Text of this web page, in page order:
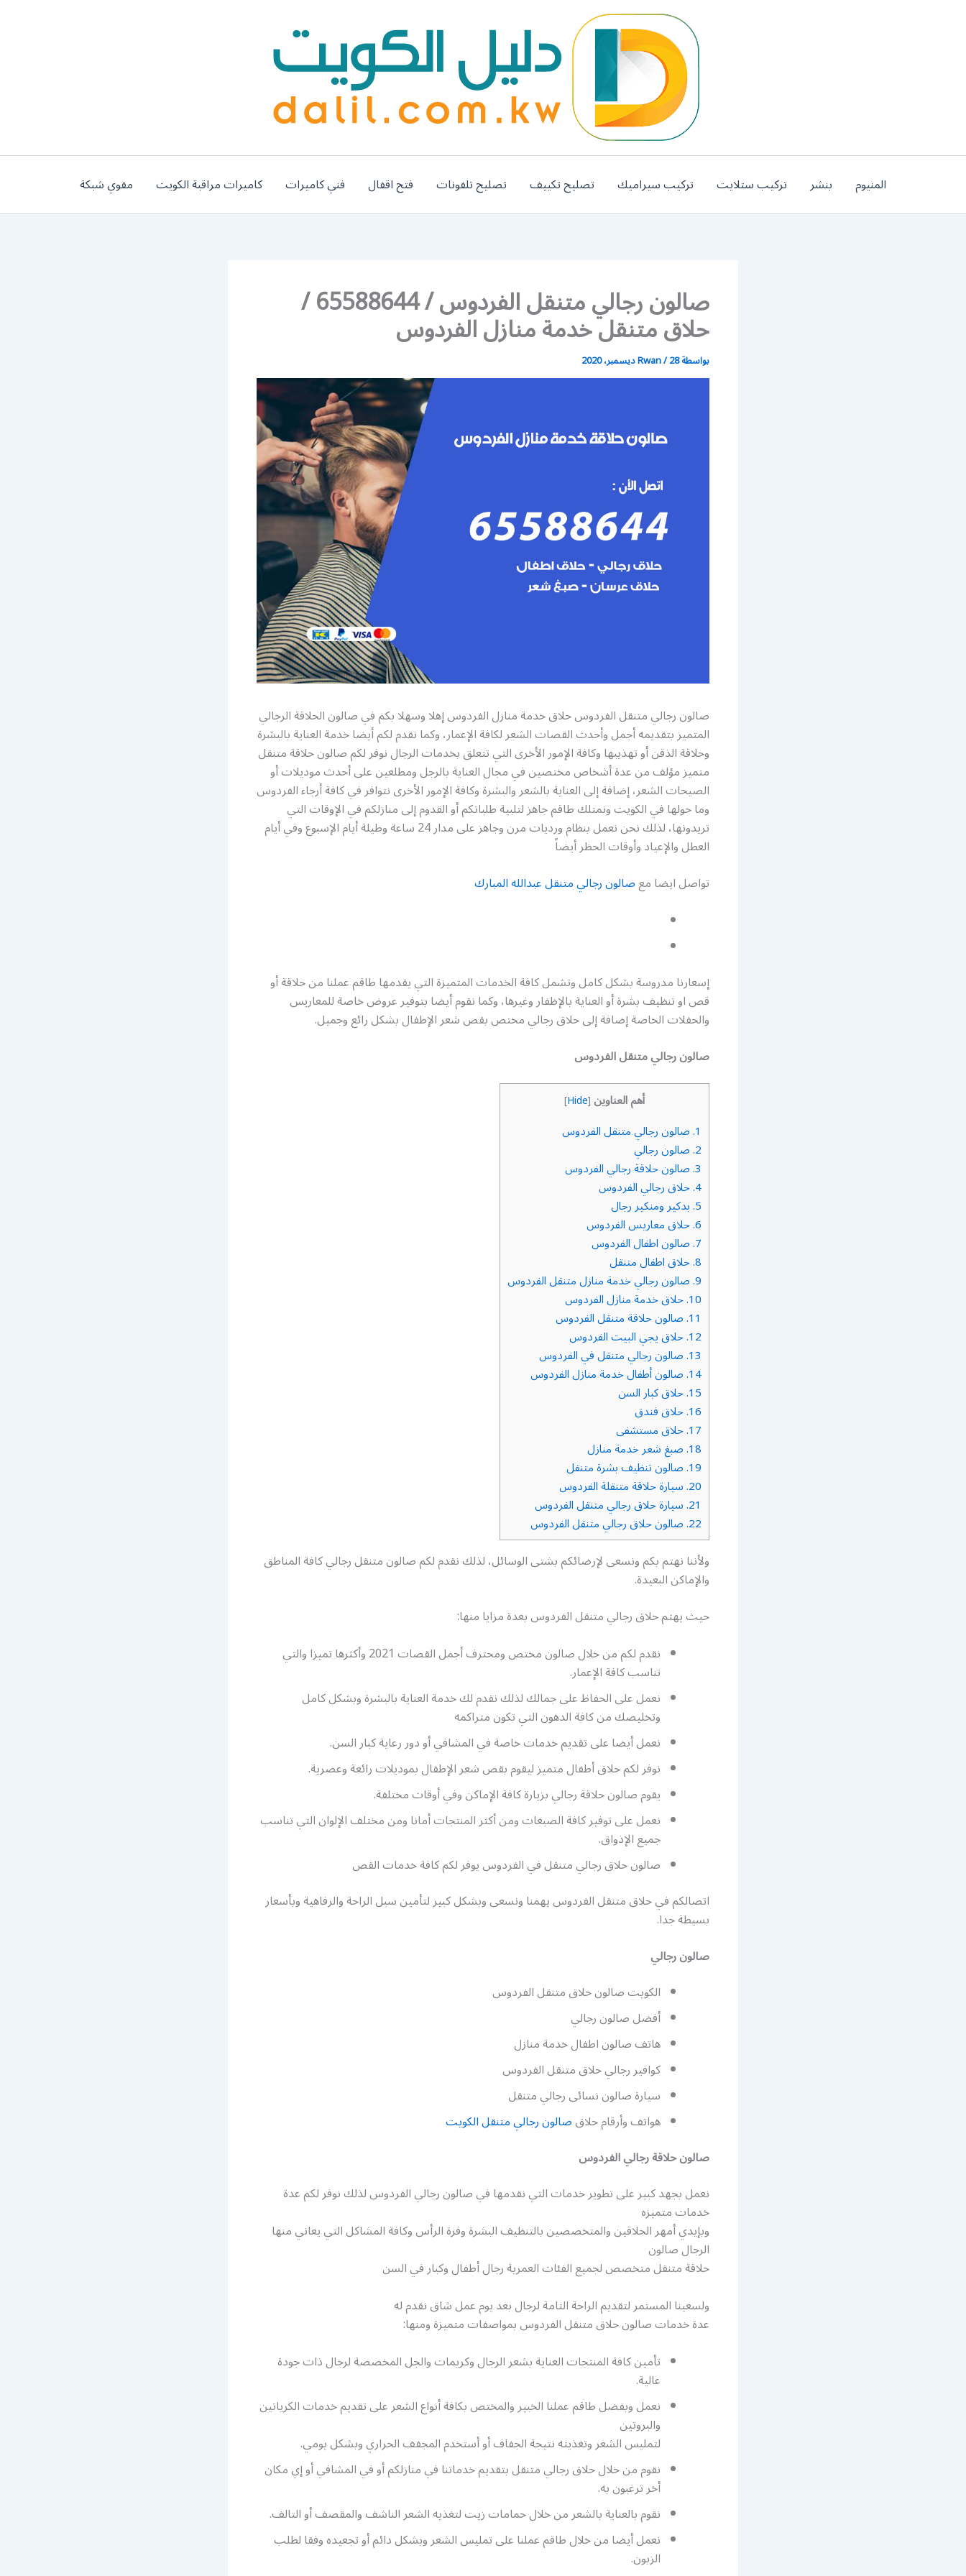
المنيوم بنشر تركيب ستلايت تركيب سيراميك تصليح تكييف تصليح تلفونات فتح اقفال فني كاميرات كاميرات مراقبة الكويت مقوي شبكة
صالون رجالي متنقل الفردوس / 65588644 /
حلاق متنقل خدمة منازل الفردوس
بواسطة Rwan/28 ديسمبر، 2020
صالون رجالي متنقل الفردوس حلاق خدمة منازل الفردوس إهلا وسهلا بكم في صالون الحلاقة الرجالي
المتميز بتقديمه أجمل وأحدث القصات الشعر لكافة الإعمار، وكما نقدم لكم أيضا خدمة العناية بالبشرة
وحلاقة الذقن أو تهذيبها وكافة الإمور الأخرى التي تتعلق بخدمات الرجال نوفر لكم صالون حلاقة متنقل
متميز مؤلف من عدة أشخاص مختصين في مجال العناية بالرجل ومطلعين على أحدث موديلات أو
الصيحات الشعر، إضافة إلى العناية بالشعر والبشرة وكافة الإمور الأخرى نتوافر في كافة أرجاء الفردوس
وما حولها في الكويت ونمتلك طاقم جاهز لتلبية طلباتكم أو القدوم إلى منازلكم في الإوقات التي
تريدونها، لذلك نحن نعمل بنظام ورديات مرن وجاهز على مدار 24 ساعة وطيلة أيام الإسبوع وفي أيام
العطل والإعياد وأوقات الحظر أيضاً
تواصل ايضا معصالون رجالي متنقل عبدالله المبارك
إسعارنا مدروسة بشكل كامل وتشمل كافة الخدمات المتميزة التي يقدمها طاقم عملنا من حلاقة أو
قص او تنظيف بشرة أو العناية بالإظفار وغيرها، وكما نقوم أيضا بتوفير عروض خاصة للمعاريس
والحفلات الخاصة إضافة إلى حلاق رجالي مختص بقص شعر الإطفال بشكل رائع وجميل.
صالون رجالي متنقل الفردوس
أهم العناوين [
Hide
]
1. صالون رجالي متنقل الفردوس
2. صالون رجالي
3. صالون حلاقة رجالي الفردوس
4. حلاق رجالي الفردوس
5. بدكير ومنكير رجال
6. حلاق معاريس الفردوس
7. صالون اطفال الفردوس
8. حلاق اطفال متنقل
9. صالون رجالي خدمة منازل متنقل الفردوس
10. حلاق خدمة منازل الفردوس
11. صالون حلاقة متنقل الفردوس
12. حلاق يجي البيت الفردوس
13. صالون رجالي متنقل في الفردوس
14. صالون أطفال خدمة منازل الفردوس
15. حلاق كبار السن
16. حلاق فندق
17. حلاق مستشفى
18. صبغ شعر خدمة منازل
19. صالون تنظيف بشرة متنقل
20. سيارة حلاقة متنقلة الفردوس
21. سيارة حلاق رجالي متنقل الفردوس
22. صالون حلاق رجالي متنقل الفردوس
ولأننا نهتم بكم ونسعى لإرضائكم بشتى الوسائل، لذلك نقدم لكم صالون متنقل رجالي كافة المناطق
والإماكن البعيدة.
حيث يهتم حلاق رجالي متنقل الفردوس بعدة مزايا منها:
نقدم لكم من خلال صالون مختص ومحترف أجمل القصات 2021 وأكثرها تميزا والتي
تناسب كافة الإعمار.
نعمل على الحفاظ على جمالك لذلك نقدم لك خدمة العناية بالبشرة وبشكل كامل
وتخليصك من كافة الدهون التي تكون متراكمه
نعمل أيضا على تقديم خدمات خاصة في المشافي أو دور رعاية كبار السن.
نوفر لكم حلاق أطفال متميز ليقوم بقص شعر الإطفال بموديلات رائعة وعصرية.
يقوم صالون حلاقة رجالي بزيارة كافة الإماكن وفي أوقات مختلفة.
نعمل على توفير كافة الصبغات ومن أكثر المنتجات أمانا ومن مختلف الإلوان التي تناسب
جميع الإذواق.
صالون حلاق رجالي متنقل في الفردوس يوفر لكم كافة خدمات القص
اتصالكم في حلاق متنقل الفردوس يهمنا ونسعى وبشكل كبير لتأمين سبل الراحة والرفاهية وبأسعار
بسيطة جدا.
صالون رجالي
الكويت صالون حلاق متنقل الفردوس
أفضل صالون رجالي
هاتف صالون اطفال خدمة منازل
كوافير رجالي حلاق متنقل الفردوس
سيارة صالون نسائى رجالي متنقل
هواتف وأرقام حلاقصالون رجالي متنقل الكويت
صالون حلاقة رجالي الفردوس
نعمل بجهد كبير على تطوير خدمات التي نقدمها في صالون رجالي الفردوس لذلك نوفر لكم عدة
خدمات متميزه
وبإيدي أمهر الحلاقين والمتخصصين بالتنظيف البشرة وفرة الرأس وكافة المشاكل التي يعاني منها
الرجال صالون
حلاقة متنقل متخصص لجميع الفئات العمرية رجال أطفال وكبار في السن
ولسعينا المستمر لتقديم الراحة التامة لرجال بعد يوم عمل شاق نقدم له
عدة خدمات صالون حلاق متنقل الفردوس بمواصفات متميزة ومنها:
تأمين كافة المنتجات العناية بشعر الرجال وكريمات والجل المخصصة لرجال ذات جودة
عالية.
نعمل وبفضل طاقم عملنا الخبير والمختص بكافة أنواع الشعر على تقديم خدمات الكرياتين
والبروتين
لتمليس الشعر وتغذيته نتيجة الجفاف أو أستخدم المجفف الحراري وبشكل يومي.
نقوم من خلال حلاق رجالي متنقل بتقديم خدماتنا في منازلكم أو في المشافي أو إي مكان
أخر ترغبون به.
نقوم بالعناية بالشعر من خلال حمامات زيت لتغذيه الشعر الناشف والمقصف أو التالف.
نعمل أيضا من خلال طاقم عملنا على تمليس الشعر وبشكل دائم أو تجعيده وفقا لطلب
الزبون.